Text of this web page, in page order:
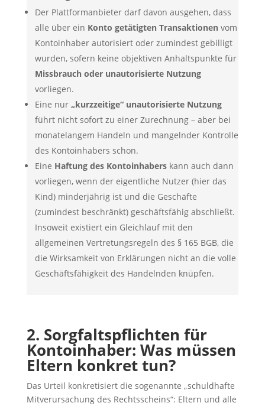
Der Plattformanbieter darf davon ausgehen, dass
alle über ein Konto getätigten Transaktionen vom
Kontoinhaber autorisiert oder zumindest gebilligt
wurden, sofern keine objektiven Anhaltspunkte für
Missbrauch oder unautorisierte Nutzung
vorliegen.
Eine nur „kurzzeitige“ unautorisierte Nutzung
führt nicht sofort zu einer Zurechnung – aber bei
monatelangem Handeln und mangelnder Kontrolle
des Kontoinhabers schon.
Eine Haftung des Kontoinhaberskann auch dann
vorliegen, wenn der eigentliche Nutzer (hier das
Kind) minderjährig ist und die Geschäfte
(zumindest beschränkt) geschäftsfähig abschließt.
Insoweit existiert ein Gleichlauf mit den
allgemeinen Vertretungsregeln des § 165 BGB, die
die Wirksamkeit von Erklärungen nicht an die volle
Geschäftsfähigkeit des Handelnden knüpfen.
2. Sorgfaltspflichten für
Kontoinhaber: Was müssen
Eltern konkret tun?
Das Urteil konkretisiert die sogenannte „schuldhafte
Mitverursachung des Rechtsscheins“: Eltern und alle